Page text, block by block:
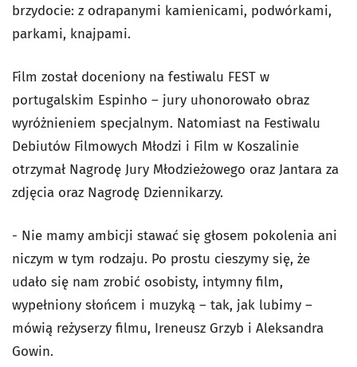
brzydocie: z odrapanymi kamienicami, podwórkami,
parkami, knajpami.
Film został doceniony na festiwalu FEST w
portugalskim Espinho – jury uhonorowało obraz
wyróżnieniem specjalnym. Natomiast na Festiwalu
Debiutów Filmowych Młodzi i Film w Koszalinie
otrzymał Nagrodę Jury Młodzieżowego oraz Jantara za
zdjęcia oraz Nagrodę Dziennikarzy.
- Nie mamy ambicji stawać się głosem pokolenia ani
niczym w tym rodzaju. Po prostu cieszymy się, że
udało się nam zrobić osobisty, intymny film,
wypełniony słońcem i muzyką – tak, jak lubimy –
mówią reżyserzy filmu, Ireneusz Grzyb i Aleksandra
Gowin.